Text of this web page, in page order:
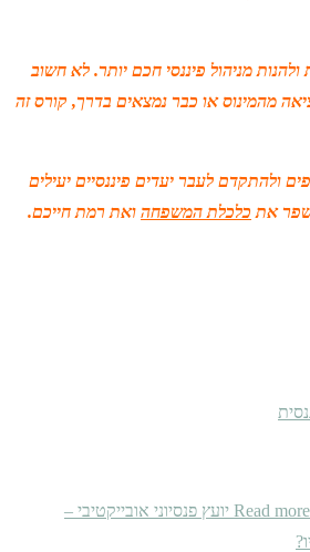
ולהנות מניהול פיננסי חכם יותר. לא חשוב
מהמינוס או כבר נמצאים בדרך, קורס זה
ולהתקדם לעבר יעדים פיננסיים יעילים
את כלכלת המשפחה ואת רמת חייכם.